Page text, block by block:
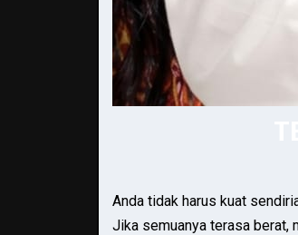
Anda tidak harus kuat
Jika semuanya terasa berat,